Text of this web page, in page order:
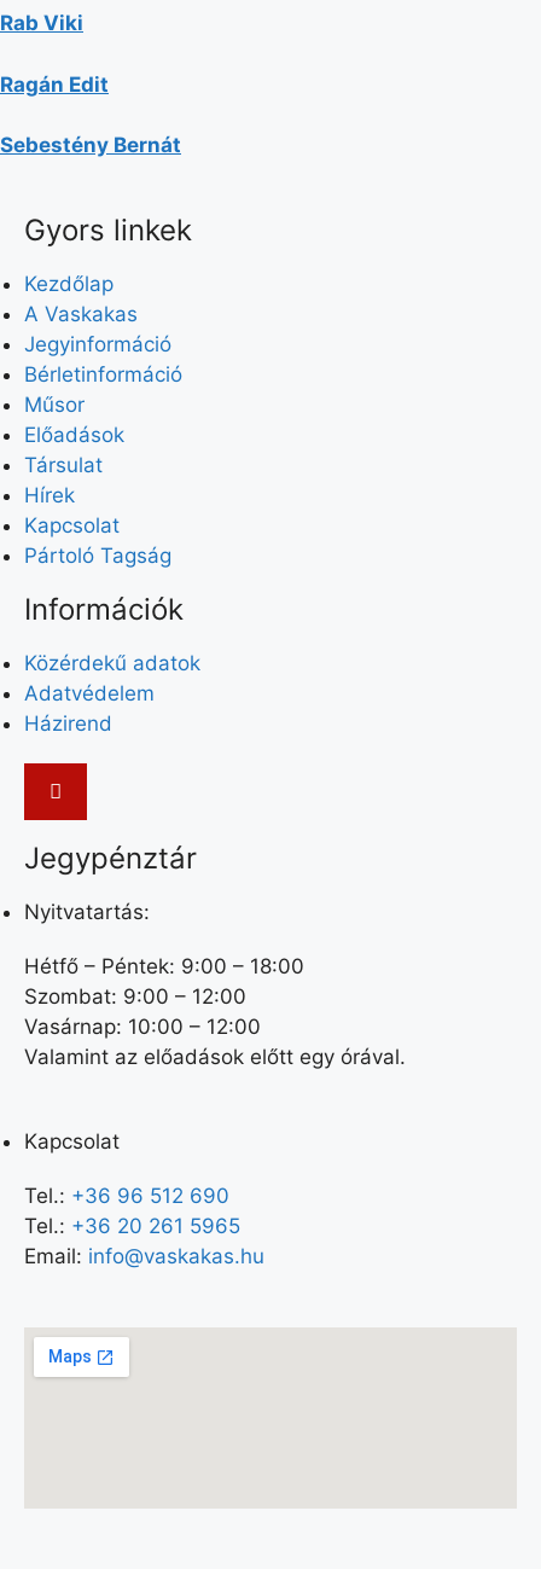
Rab Viki
Ragán Edit
Sebestény Bernát
Gyors linkek
Kezdőlap
A Vaskakas
Jegyinformáció
Bérletinformáció
Műsor
Előadások
Társulat
Hírek
Kapcsolat
Pártoló Tagság
Információk
Közérdekű adatok
Adatvédelem
Házirend
Jegypénztár
Nyitvatartás:
Hétfő – Péntek: 9:00 – 18:00
Szombat: 9:00 – 12:00
Vasárnap: 10:00 – 12:00
Valamint az előadások előtt egy órával.
Kapcsolat
Tel.: +36 96 512 690
Tel.: +36 20 261 5965
Email: info@vaskakas.hu